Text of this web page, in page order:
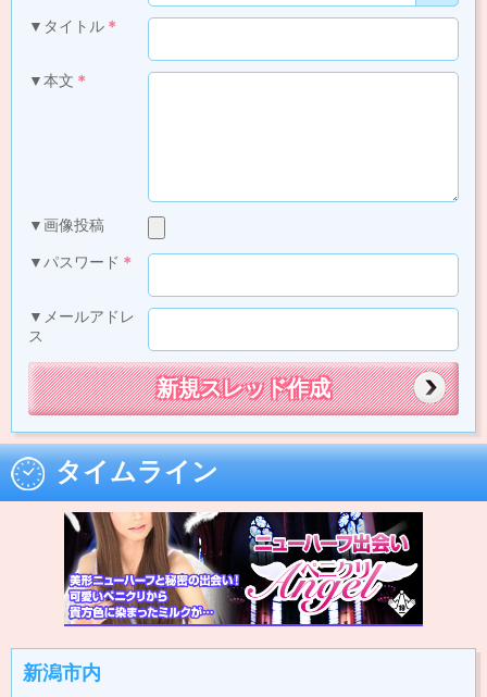
▼タイトル ＊
▼本文 ＊
▼画像投稿
▼パスワード ＊
▼メールアドレ
ス
タイムライン
新潟市内